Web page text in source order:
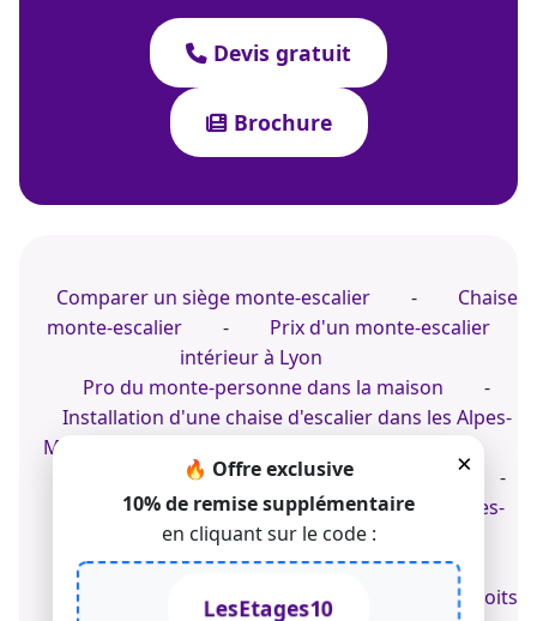
Devis gratuit
Brochure
×
🔥 Offre exclusive
10% de remise supplémentaire
en cliquant sur le code :
LesEtages10
Comparer un siège monte-escalier -
Chaise
monte-escalier
-
Prix d'un monte-escalier
intérieur à Lyon
Pro du monte-personne dans la maison
-
Installation d'une chaise d'escalier dans les Alpes-
Maritimes
Acheter un escalier électrique personnalisé
-
Installer un siège monte-escalier dans les Alpes-
-
Fauteuil motorisé dans une
résidence
© 2022-2026 TK Home Solutions - CGV - Tous droits